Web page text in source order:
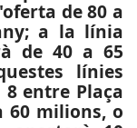
de 80 a
a la línia
de 40 a 65
línies
entre Plaça
60 milions, o